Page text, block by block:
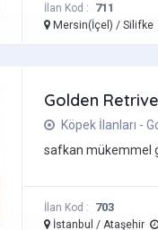
İlan Kod : 711
Mersin(İçel) / Silifke
Golden
Köpek İlanları -
safkan mükemmel
İlan Kod : 703
İstanbul / Ataşehir